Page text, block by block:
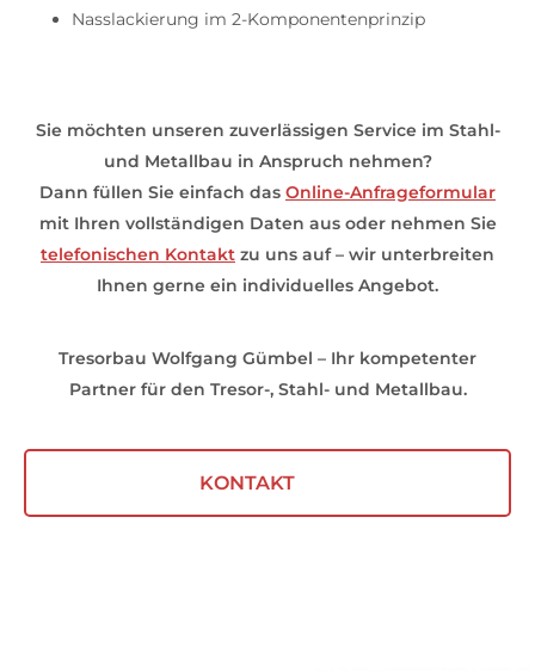
Nasslackierung im 2-Komponentenprinzip
Sie möchten unseren zuverlässigen Service im Stahl-
und Metallbau in Anspruch nehmen?
Dann füllen Sie einfach das Online-Anfrageformular
mit Ihren vollständigen Daten aus oder nehmen Sie
telefonischen Kontakt zu uns auf – wir unterbreiten
Ihnen gerne ein individuelles Angebot.
Tresorbau Wolfgang Gümbel – Ihr kompetenter
Partner für den Tresor-, Stahl- und Metallbau.
KONTAKT